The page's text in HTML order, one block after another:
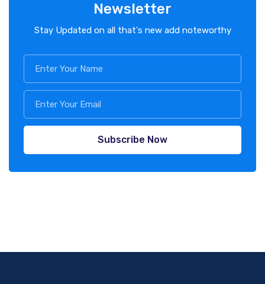
Newsletter
Stay Updated on all that's new add noteworthy
Subscribe Now